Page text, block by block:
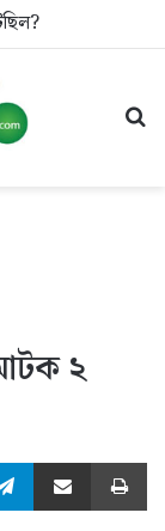
২
TelegramShare via Email